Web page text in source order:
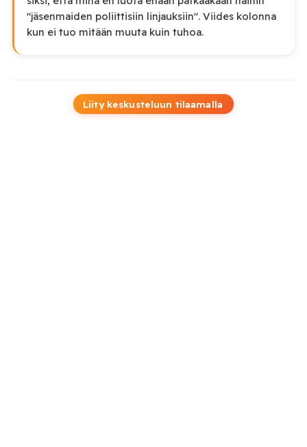
"jäsenmaiden poliittisiin linjauksiin". Viides kolonna
kun ei tuo mitään muuta kuin tuhoa.
Liity keskusteluun tilaamalla